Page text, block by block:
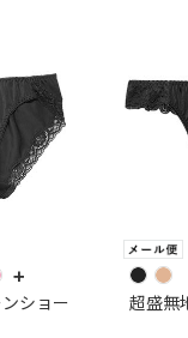
+
ショー
超盛無